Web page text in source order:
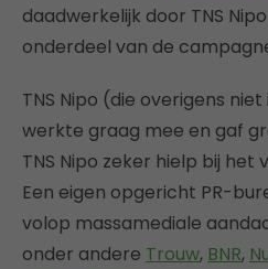
daadwerkelijk door TNS
onderdeel van de
TNS Nipo (die overigens
werkte graag mee en gaf
TNS Nipo zeker hielp bij het
Een eigen opgericht PR-
volop massamediale
onder andere Trouw, BNR,